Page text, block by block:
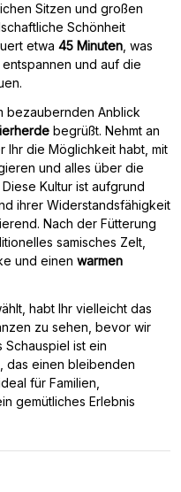
Sitzen und großen
Schönheit
etwa 45 Minuten , was
und auf die
bezaubernden Anblick
begrüßt. Nehmt an
Ihr die Möglichkeit habt, mit
und alles über die
Kultur ist aufgrund
ihrer Widerstandsfähigkeit
Nach der Fütterung
samisches Zelt,
und einen warmen
habt Ihr vielleicht das
zu sehen, bevor wir
ist ein
das einen bleibenden
für Familien,
gemütliches Erlebnis